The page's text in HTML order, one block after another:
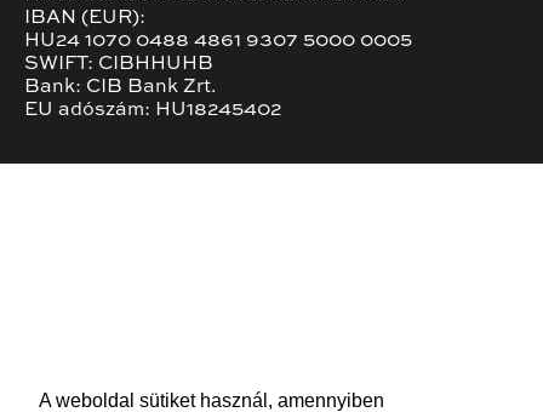
A weboldal sütiket használ, amennyiben
IBAN (EUR):
HU24 1070 0488 4861 9307 5000 0005
SWIFT: CIBHHUHB
Bank: CIB Bank Zrt.
EU adószám: HU18245402